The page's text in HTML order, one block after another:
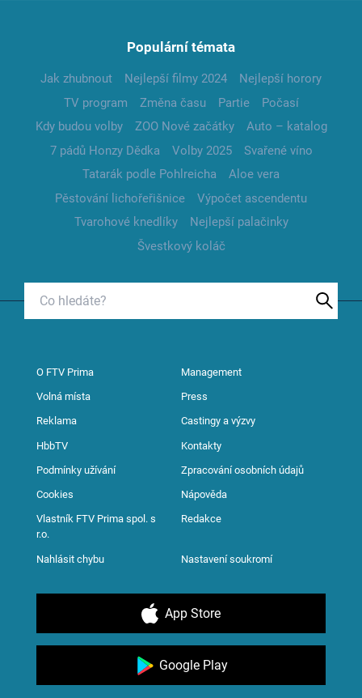
Populární témata
Jak zhubnout Nejlepší filmy 2024
Nejlepší horory
TV program
Změna času Partie
Počasí
Kdy budou volby
ZOO Nové začátky
Auto – katalog
7 pádů Honzy Dědka
Volby 2025
Svařené víno
Tatarák podle Pohlreicha
Aloe vera
Pěstování lichořeřišnice
Výpočet ascendentu
Tvarohové knedlíky
Nejlepší palačinky
Švestkový koláč
O FTV Prima Management
Volná místa Press
Reklama Castingy a výzvy
HbbTV Kontakty
Podmínky užívání Zpracování osobních údajů
Cookies Nápověda
Vlastník FTV Prima spol. s
r.o.
Redakce
Nahlásit chybu Nastavení soukromí
App Store
Google Play